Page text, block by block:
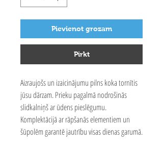
Pievienot grozam
Pirkt
Aizraujošs un izaicinājumu pilns koka tornītis
jūsu dārzam. Prieku pagalmā nodrošinās
slidkalniņš ar ūdens pieslēgumu.
Komplektācijā ar rāpšanās elementiem un
šūpolēm garantē jautrību visas dienas garumā.